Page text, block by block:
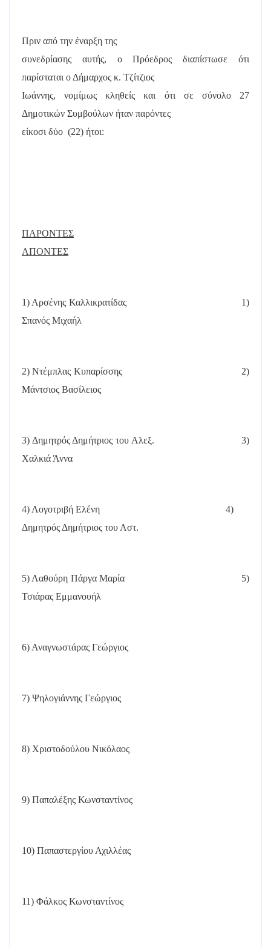
Πριν από την έναρξη της
συνεδρίασης αυτής, ο Πρόεδρος διαπίστωσε ότι
παρίσταται ο Δήμαρχος κ. Τζίτζιος
Ιωάννης, νομίμως κληθείς και ότι σε σύνολο 27
Δημοτικών Συμβούλων ήταν παρόντες
είκοσι δύο (22) ήτοι:
ΠΑΡΟΝΤΕΣ
ΑΠΟΝΤΕΣ
1) Αρσένης Καλλικρατίδας
1)
Σπανός Μιχαήλ
2) Ντέμπλας Κυπαρίσσης
2)
Μάντσιος Βασίλειος
3) Δημητρός Δημήτριος του Αλεξ.
3)
Χαλκιά Άννα
4) Λογοτριβή Ελένη
4)
Δημητρός Δημήτριος του Αστ.
5) Λαθούρη Πάργα Μαρία
5)
Τσιάρας Εμμανουήλ
6) Αναγνωστάρας Γεώργιος
7) Ψηλογιάννης Γεώργιος
8) Χριστοδούλου Νικόλαος
9) Παπαλέξης Κωνσταντίνος
10) Παπαστεργίου Αχιλλέας
11) Φάλκος Κωνσταντίνος